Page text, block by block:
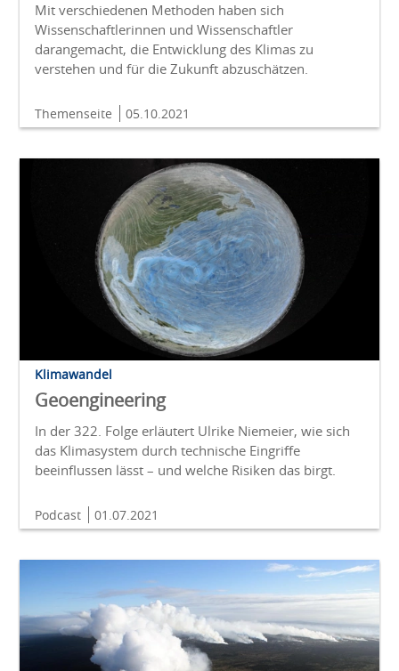
Mit verschiedenen Methoden haben sich
Wissenschaftlerinnen und Wissenschaftler
darangemacht, die Entwicklung des Klimas zu
verstehen und für die Zukunft abzuschätzen.
Themenseite 05.10.2021
Klimawandel
Geoengineering
In der 322. Folge erläutert Ulrike Niemeier, wie sich
das Klimasystem durch technische Eingriffe
beeinflussen lässt – und welche Risiken das birgt.
Podcast 01.07.2021